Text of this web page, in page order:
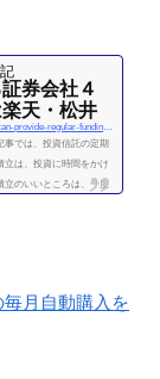
券会社４
天・松井
https://kouhaitou-ikeyan.com/compare-securities-firms-that-can-provide-regular-funding-for-mutual-funds
事では、投資信託の定期
立は、投資に時間をかけ
立のいいところは、一度
月自動購入を